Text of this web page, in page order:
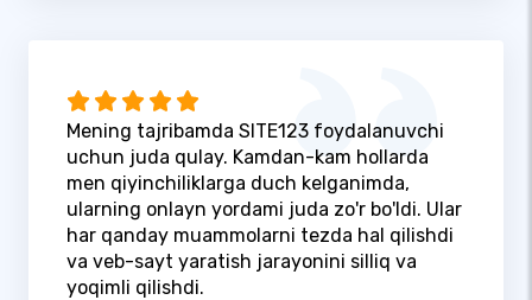
Mening tajribamda SITE123 foydalanuvchi
uchun juda qulay. Kamdan-kam hollarda
men qiyinchiliklarga duch kelganimda,
ularning onlayn yordami juda zo'r bo'ldi. Ular
har qanday muammolarni tezda hal qilishdi
va veb-sayt yaratish jarayonini silliq va
yoqimli qilishdi.